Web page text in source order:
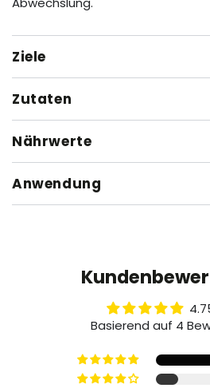
Ziele
Zutaten
Nährwerte
Anwendung
Basierend auf 4